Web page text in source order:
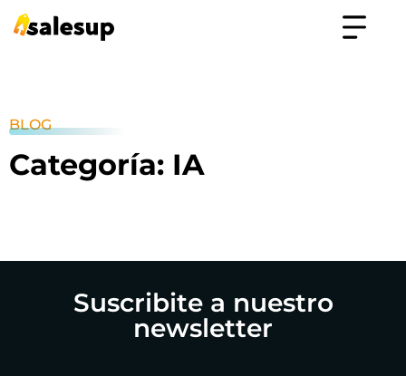
BLOG
Categoría: IA
Suscribite a nuestro
newsletter